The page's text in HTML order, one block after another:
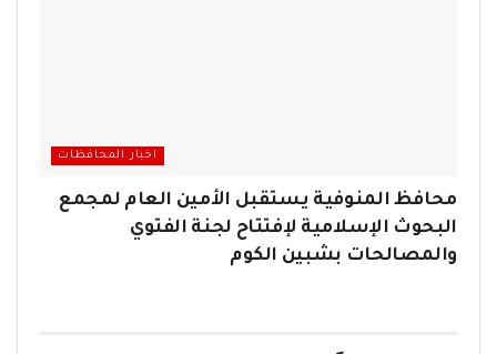
اخبار المحافظات
محافظ المنوفية يستقبل الأمين العام لمجمع
البحوث الإسلامية لإفتتاح لجنة الفتوي
والمصالحات بشبين الكوم